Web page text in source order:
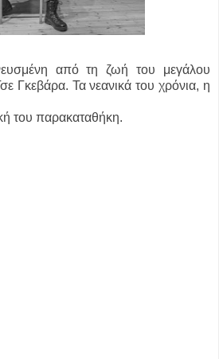
από τη ζωή του μεγάλου
Γκεβάρα. Τα νεανικά του χρόνια, η
του παρακαταθήκη.